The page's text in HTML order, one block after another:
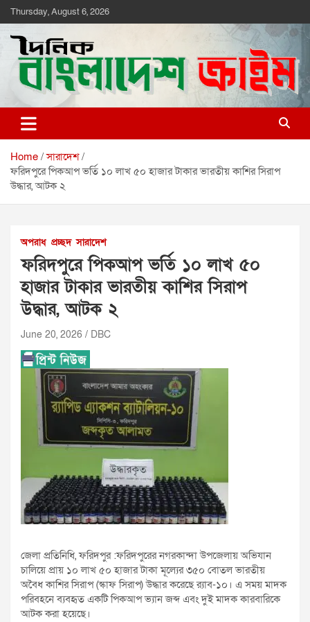
Skip
to
content
Thursday, August 6, 2026
দৈনিক বাংলাদেশ ক্রাইম
দৈনিক বাংলাদেশ ক্রাইম
Home সারাদেশ
ফরিদপুরে পিকআপ ভর্তি ১০ লাখ ৫০ হাজার টাকার ভারতীয় কাশির সিরাপ
উদ্ধার, আটক ২
অপরাধ প্রচ্ছদ সারাদেশ
ফরিদপুরে পিকআপ ভর্তি ১০ লাখ ৫০
হাজার টাকার ভারতীয় কাশির সিরাপ
উদ্ধার, আটক ২
June 20, 2026 DBC
জেলা প্রতিনিধি, ফরিদপুর :ফরিদপুরের নগরকান্দা উপজেলায় অভিযান
চালিয়ে প্রায় ১০ লাখ ৫০ হাজার টাকা মূল্যের ৩৫০ বোতল ভারতীয়
অবৈধ কাশির সিরাপ (স্কাফ সিরাপ) উদ্ধার করেছে র‌্যাব-১০। এ সময় মাদক
পরিবহনে ব্যবহৃত একটি পিকআপ ভ্যান জব্দ এবং দুই মাদক কারবারিকে
আটক করা হয়েছে।